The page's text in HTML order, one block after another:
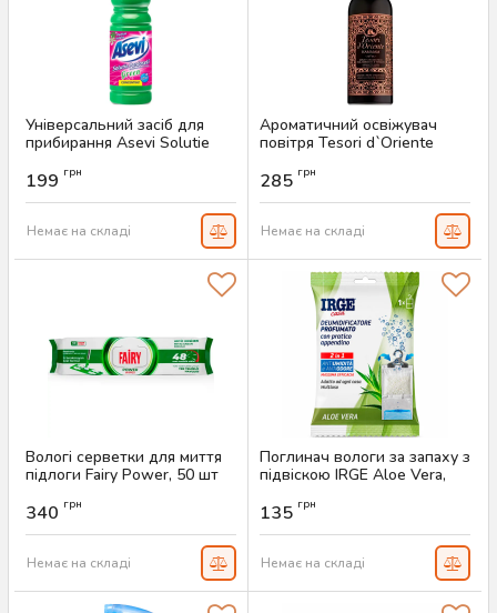
Універсальний засіб для
прибирання Asevi Solutie
Артикул:
199 грн
Немає на складі
Ароматичний освіжувач
повітря Tesori d`Oriente
Артикул:
285 грн
Немає на складі
Вологі серветки для миття
підлоги Fairy Power, 50 шт
340 грн
Немає на складі
Поглинач вологи за запаху з
підвіскою IRGE Aloe Vera,
Артикул:
135 грн
Немає на складі